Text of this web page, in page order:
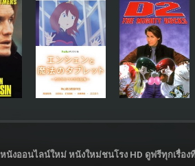
นังออนไลน์ใหม่ หนังใหม่ชนโรง HD ดูฟรีทุกเรื่อง